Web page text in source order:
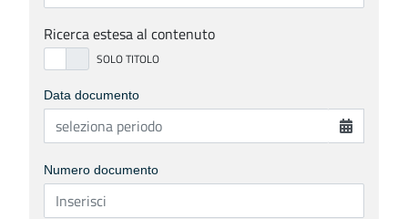
Ricerca estesa al contenuto
Data documento
Numero documento